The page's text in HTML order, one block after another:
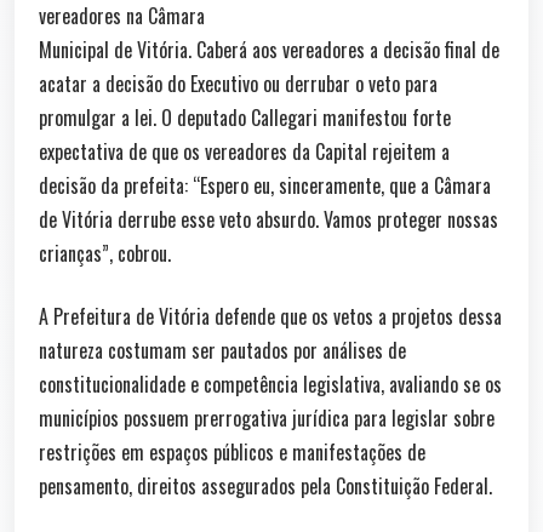
vereadores na Câmara
Municipal de Vitória. Caberá aos vereadores a decisão final de
acatar a decisão do Executivo ou derrubar o veto para
promulgar a lei. O deputado Callegari manifestou forte
expectativa de que os vereadores da Capital rejeitem a
decisão da prefeita: “Espero eu, sinceramente, que a Câmara
de Vitória derrube esse veto absurdo. Vamos proteger nossas
crianças”, cobrou.
A Prefeitura de Vitória defende que os vetos a projetos dessa
natureza costumam ser pautados por análises de
constitucionalidade e competência legislativa, avaliando se os
municípios possuem prerrogativa jurídica para legislar sobre
restrições em espaços públicos e manifestações de
pensamento, direitos assegurados pela Constituição Federal.